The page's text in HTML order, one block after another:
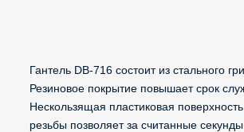
Гантель DB-716 состоит из стального
Резиновое покрытие повышает срок
Нескользящая пластиковая
резьбы позволяет за считанные